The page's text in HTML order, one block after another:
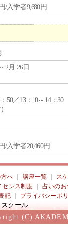
/入学者9,680円
2月 26日
50／13：10～14：30
/入学者20,460円
へ 講座一覧
ス
センス制度
占いのお
記 プライバシーポ
(C)